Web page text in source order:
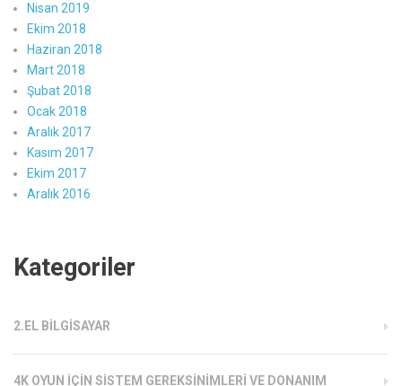
Nisan 2019
Ekim 2018
Haziran 2018
Mart 2018
Şubat 2018
Ocak 2018
Aralık 2017
Kasım 2017
Ekim 2017
Aralık 2016
Kategoriler
2.EL BILGISAYAR
4K OYUN İÇIN SISTEM GEREKSINIMLERI VE DONANIM